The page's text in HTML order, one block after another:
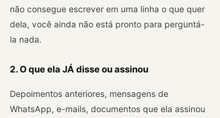
não consegue escrever em uma linha o que quer
dela, você ainda não está pronto para perguntá-
la nada.
2. O que ela JÁ disse ou assinou
Depoimentos anteriores, mensagens de
WhatsApp, e-mails, documentos que ela assinou